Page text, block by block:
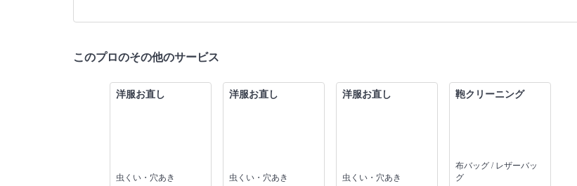
このプロのその他のサービス
洋服お直し
虫くい・穴あき
洋服お直し
虫くい・穴あき
洋服お直し
虫くい・穴あき
鞄クリーニング
布バッグ / レザーバッ
グ